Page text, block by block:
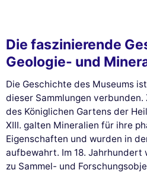
Die faszinierende
Geologie- und
Die Geschichte des Museums
dieser Sammlungen
des Königlichen Gartens der
XIII. galten Mineralien für ihre
Eigenschaften und wurden in
aufbewahrt. Im 18. Jahrhundert
zu Sammel- und